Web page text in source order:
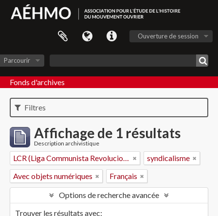
Ouverture de session
Parcourir
Fonds d'archives
Filtres
Affichage de 1 résultats
Description archivistique
LCR (Liga Communista Revolucionaria) - section espagnole de la IVe Internationale
syndicalisme
Avec objets numériques
Français
Options de recherche avancée
Trouver les résultats avec: